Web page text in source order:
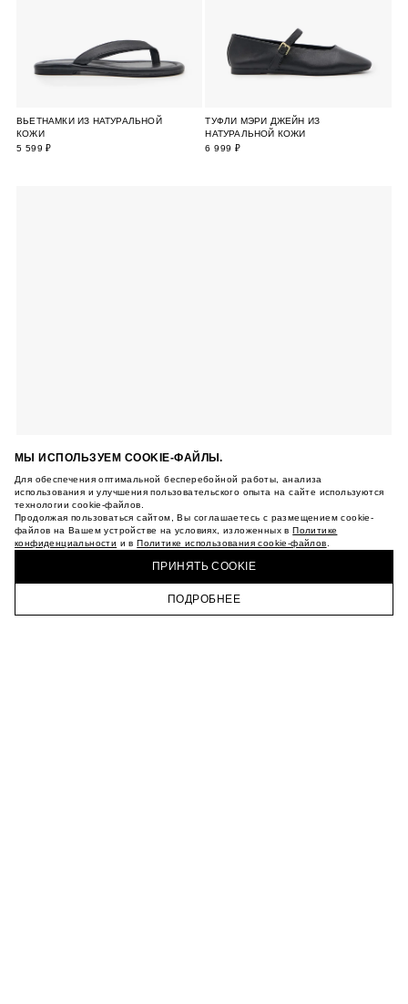
ВЬЕТНАМКИ ИЗ НАТУРАЛЬНОЙ
КОЖИ
5 599 ₽
ТУФЛИ МЭРИ ДЖЕЙН ИЗ
НАТУРАЛЬНОЙ КОЖИ
6 999 ₽
МЫ ИСПОЛЬЗУЕМ COOKIE-ФАЙЛЫ.
Для обеспечения оптимальной бесперебойной работы, анализа
использования и улучшения пользовательского опыта на сайте используются
технологии cookie-файлов.
Продолжая пользоваться сайтом, Вы соглашаетесь с размещением cookie-
файлов на Вашем устройстве на условиях, изложенных вПолитике
конфиденциальности и вПолитике использования cookie-файлов
ПРИНЯТЬ COOKIE
ПОДРОБНЕЕ
ГЛАВНАЯ КАТАЛОГ КОРЗИНА ПРОФИЛЬ